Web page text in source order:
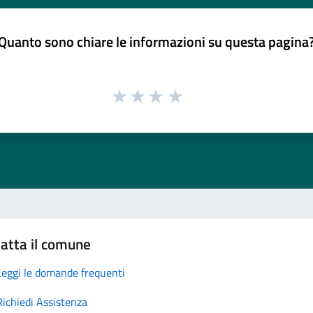
sono chiare le informazioni su questa
il comune
le domande frequenti
Assistenza